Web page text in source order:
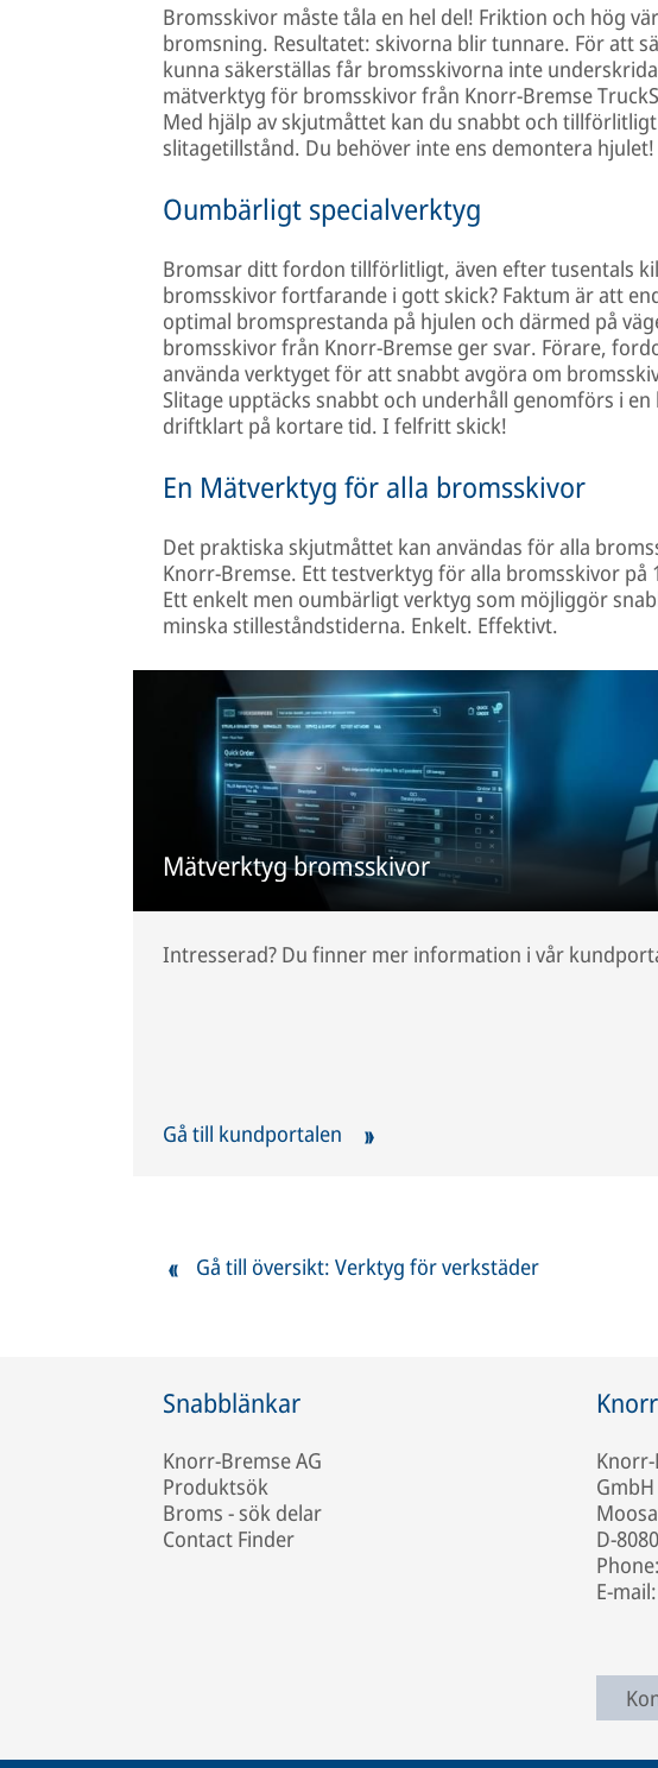
Bromsskivor måste tåla en hel del! Friktion och hög
bromsning. Resultatet: skivorna blir tunnare. För att
kunna säkerställas får bromsskivorna inte
mätverktyg för bromsskivor från Knorr-Bremse
Med hjälp av skjutmåttet kan du snabbt och
slitagetillstånd. Du behöver inte ens demontera
Oumbärligt specialverktyg
Bromsar ditt fordon tillförlitligt, även efter tusentals
bromsskivor fortfarande i gott skick? Faktum är att
optimal bromsprestanda på hjulen och därmed på
bromsskivor från Knorr-Bremse ger svar. Förare,
använda verktyget för att snabbt avgöra om
Slitage upptäcks snabbt och underhåll genomförs i
driftklart på kortare tid. I felfritt skick!
En Mätverktyg för alla bromsskivor
Det praktiska skjutmåttet kan användas för alla
Knorr-Bremse. Ett testverktyg för alla bromsskivor på
Ett enkelt men oumbärligt verktyg som möjliggör
minska stilleståndstiderna. Enkelt. Effektivt.
Mätverktyg bromsskivor
Intresserad? Du finner mer information i vår
Gå till kundportalen
Gå till översikt: Verktyg för verkstäder
Snabblänkar
Knorr-Bremse AG
Produktsök
Broms - sök delar
Contact Finder
GmbH
D-
E-